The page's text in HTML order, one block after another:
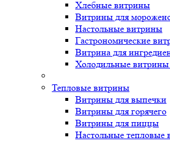
Хлебные витрины
Витрины для
Настольные витрины
Гастрономические
Витрина для
Холодильные
Тепловые витрины
Витрины для выпечки
Витрины для горячего
Витрины для пиццы
Настольные тепловые